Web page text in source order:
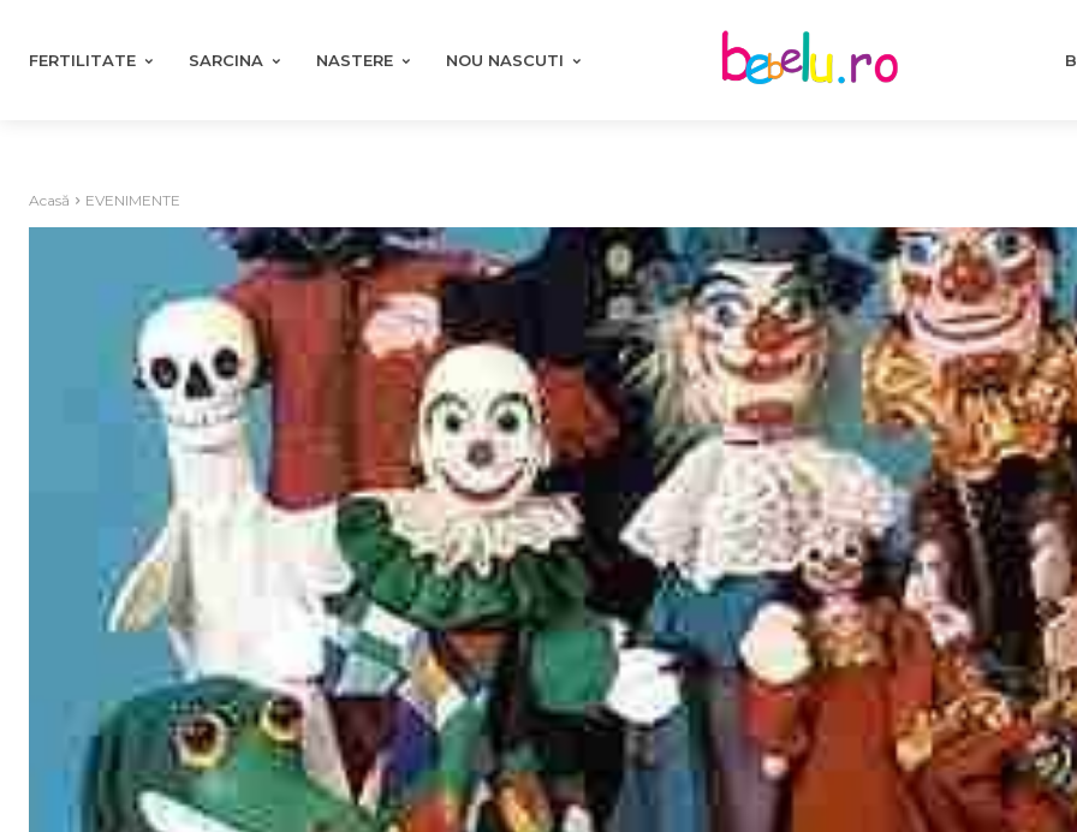
FERTILITATE SARCINA NASTERE NOU NASCUTI
Acasă EVENIMENTE